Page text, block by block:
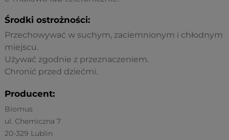
Środki ostrożności:
Przechowywać w suchym, zaciemnionym i chłodnym
miejscu.
Używać zgodnie z przeznaczeniem.
Chronić przed dziećmi.
Producent:
Biomus
ul. Chemiczna 7
20-329 Lublin